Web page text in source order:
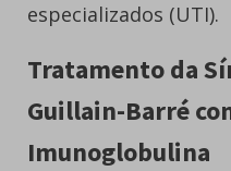
especializados (UTI).
Tratamento da
Guillain-Barré
Imunoglobulina